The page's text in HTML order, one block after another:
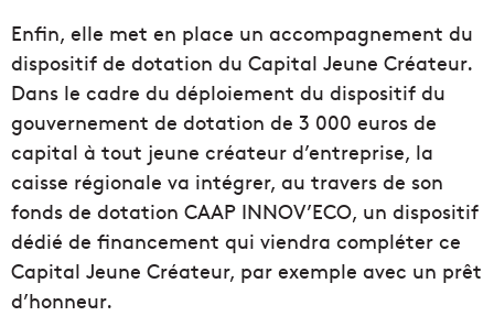
Enfin, elle met en place un accompagnement du
dispositif de dotation du Capital Jeune Créateur.
Dans le cadre du déploiement du dispositif du
gouvernement de dotation de 3 000 euros de
capital à tout jeune créateur d’entreprise, la
caisse régionale va intégrer, au travers de son
fonds de dotation CAAP INNOV’ECO, un dispositif
dédié de financement qui viendra compléter ce
Capital Jeune Créateur, par exemple avec un prêt
d’honneur.